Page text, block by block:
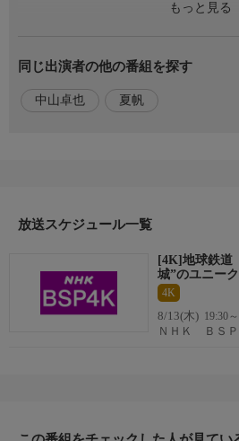
もっと見る
人口３２００万、大都市・重慶の異名
がら急峻な山脈がいくつも走る。山と
世界的大河・長江をまたぐ！山裾を沿
出演者
原作・脚本
同じ出演者の他の番組を探す
中山卓也 夏帆
放送スケジュール一覧
[4K]地球鉄
城”のユニー
4K
8/13(木) 19:30
ＮＨＫ ＢＳＰ